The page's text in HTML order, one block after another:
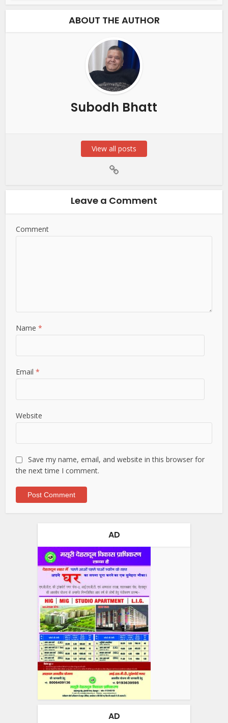
ABOUT THE AUTHOR
Subodh Bhatt
View all posts
Leave a Comment
Comment
Name*
Email*
Website
Save my name, email, and website in this browser for
the next time I comment.
AD
AD